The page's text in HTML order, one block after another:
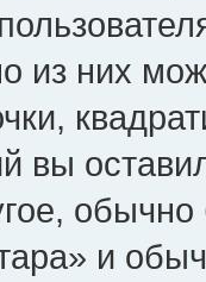
из них
вы
и